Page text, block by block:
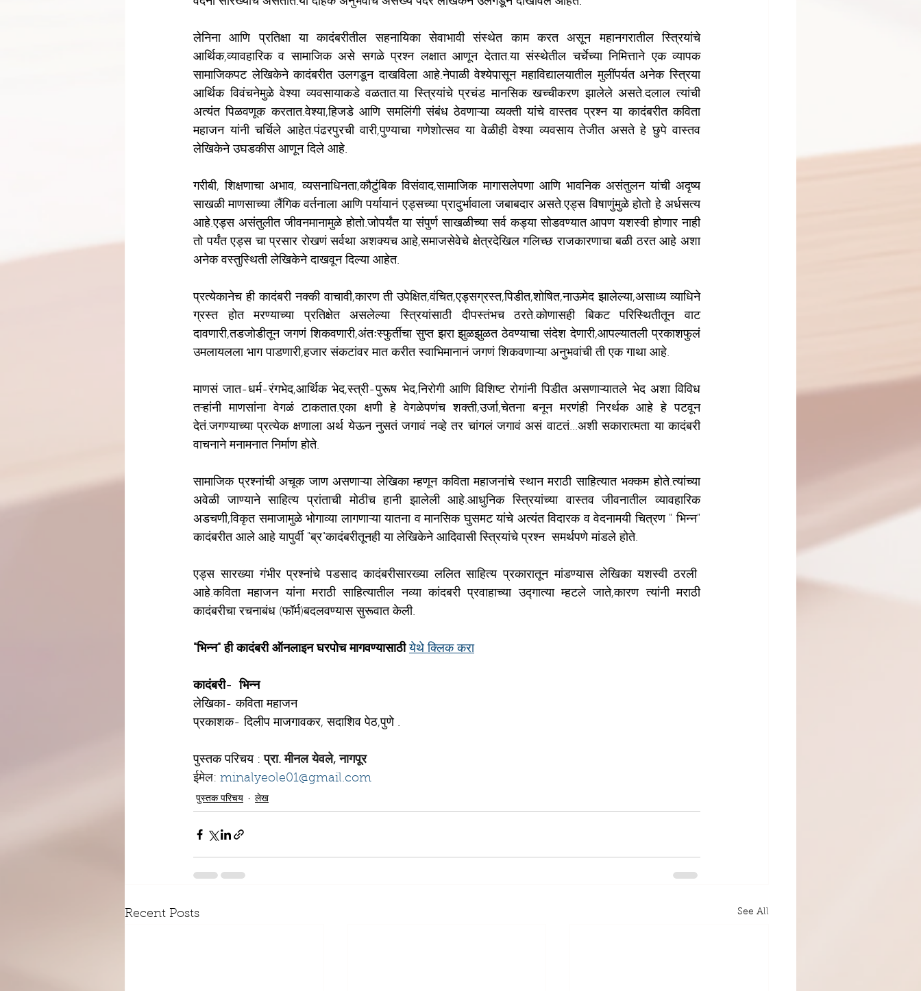
लेनिना आणि प्रतिक्षा या कादंबरीतील सहनायिका सेवाभावी संस्थेत काम करत असून महानगरातील स्त्रियांचे
आर्थिक,व्यावहारिक व सामाजिक असे सगळे प्रश्न लक्षात आणून देतात.या संस्थेतील चर्चेच्या निमित्ताने एक व्यापक
सामाजिकपट लेखिकेने कादंबरीत उलगडून दाखविला आहे.नेपाळी वेश्येपासून महाविद्यालयातील मुलींपर्यत अनेक स्त्रिया
आर्थिक विवंचनेमुळे वेश्या व्यवसायाकडे वळतात.या स्त्रियांचे प्रचंड मानसिक खच्चीकरण झालेले असते.दलाल त्यांची
अत्यंत पिळवणूक करतात.वेश्या,हिजडे आणि समलिंगी संबंध ठेवणाऱ्या व्यक्ती यांचे वास्तव प्रश्न या कादंबरीत कविता
महाजन यांनी चर्चिले आहेत.पंढरपुरची वारी,पुण्याचा गणेशोत्सव या वेळीही वेश्या व्यवसाय तेजीत असते हे छुपे वास्तव
लेखिकेने उघडकीस आणून दिले आहे.
गरीबी, शिक्षणाचा अभाव, व्यसनाधिनता,कौटुंबिक विसंवाद,सामाजिक मागासलेपणा आणि भावनिक असंतुलन यांची अदृष्य
साखळी माणसाच्या लैंगिक वर्तनाला आणि पर्यायानं एड्सच्या प्रादुर्भावाला जबाबदार असते.एड्स विषाणुंमुळे होतो हे अर्धसत्य
आहे.एड्स असंतुलीत जीवनमानामुळे होतो.जोपर्यंत या संपुर्ण साखळीच्या सर्व कड्या सोडवण्यात आपण यशस्वी होणार नाही
तो पर्यंत एड्स चा प्रसार रोखणं सर्वथा अशक्यच आहे,समाजसेवेचे क्षेत्रदेखिल गलिच्छ राजकारणाचा बळी ठरत आहे अशा
अनेक वस्तुस्थिती लेखिकेने दाखवून दिल्या आहेत.
प्रत्येकानेच ही कादंबरी नक्की वाचावी,कारण ती उपेक्षित,वंचित,एड्सग्रस्त,पिडीत,शोषित,नाऊमेद झालेल्या,असाध्य व्याधिने
ग्रस्त होत मरण्याच्या प्रतिक्षेत असलेल्या स्त्रियांसाठी दीपस्तंभच ठरते.कोणासही बिकट परिस्थितीतून वाट
दावणारी,तडजोडीतून जगणं शिकवणारी,अंतःस्फुर्तीचा सुप्त झरा झुळझुळत ठेवण्याचा संदेश देणारी,आपल्यातली प्रकाशफुलं
उमलायलला भाग पाडणारी,हजार संकटांवर मात करीत स्वाभिमानानं जगणं शिकवणाऱ्या अनुभवांची ती एक गाथा आहे.
माणसं जात-धर्म-रंगभेद,आर्थिक भेद,स्त्री-पुरूष भेद,निरोगी आणि विशिष्ट रोगांनी पिडीत असणाऱ्यातले भेद अशा विविध
तऱ्हांनी माणसांना वेगळं टाकतात.एका क्षणी हे वेगळेपणंच शक्ती,उर्जा,चेतना बनून मरणंही निरर्थक आहे हे पटवून
देतं.जगण्याच्या प्रत्येक क्षणाला अर्थ येऊन नुसतं जगावं नव्हे तर चांगलं जगावं असं वाटतं...अशी सकारात्मता या कादंबरी
वाचनाने मनामनात निर्माण होते.
सामाजिक प्रश्नांची अचूक जाण असणाऱ्या लेखिका म्हणून कविता महाजनांचे स्थान मराठी साहित्यात भक्कम होते.त्यांच्या
अवेळी जाण्याने साहित्य प्रांताची मोठीच हानी झालेली आहे.आधुनिक स्त्रियांच्या वास्तव जीवनातील व्यावहारिक
अडचणी,विकृत समाजामुळे भोगाव्या लागणाऱ्या यातना व मानसिक घुसमट यांचे अत्यंत विदारक व वेदनामयी चित्रण " भिन्न"
कादंबरीत आले आहे यापुर्वी "ब्र"कादंबरीतूनही या लेखिकेने आदिवासी स्त्रियांचे प्रश्न  समर्थपणे मांडले होते.
एड्स सारख्या गंभीर प्रश्नांचे पडसाद कादंबरीसारख्या ललित साहित्य प्रकारातून मांडण्यास लेखिका यशस्वी ठरली
आहे.कविता महाजन यांना मराठी साहित्यातील नव्या कांदबरी प्रवाहाच्या उद्गात्या म्हटले जाते,कारण त्यांनी मराठी
कादंबरीचा रचनाबंध (फॉर्म)बदलवण्यास सुरूवात केली.
"भिन्न" ही कादंबरी ऑनलाइन घरपोच मागवण्यासाठी येथे क्लिक करा
कादंबरी-  भिन्न
लेखिका- कविता महाजन
प्रकाशक- दिलीप माजगावकर, सदाशिव पेठ,पुणे .
पुस्तक परिचय : प्रा. मीनल येवले, नागपूर
ईमेल: minalyeole01@gmail.com
पुस्तक परिचय लेख
Recent Posts See All